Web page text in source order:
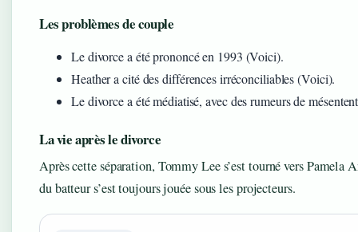
Les problèmes de couple
Le divorce a été prononcé en 1993 (Voici).
Heather a cité des différences irréconciliables (Voici).
Le divorce a été médiatisé, avec des rumeurs de
La vie après le divorce
Après cette séparation, Tommy Lee s’est tourné vers Pamela
du batteur s’est toujours jouée sous les projecteurs.